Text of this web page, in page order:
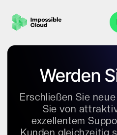
Werden
Erschließen Sie
Sie von
exzellentem
Kunden gleichzeitig